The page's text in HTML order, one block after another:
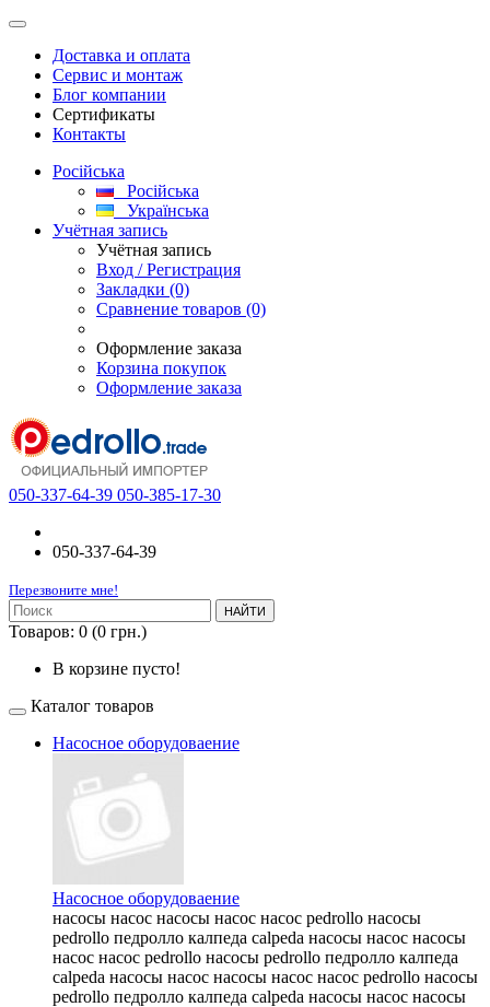
Доставка и оплата
Сервис и монтаж
Блог компании
Сертификаты
Контакты
Російська
Російська
Українська
Учётная запись
Учётная запись
Вход / Регистрация
Закладки (0)
Сравнение товаров (0)
Оформление заказа
Корзина покупок
Оформление заказа
050-337-64-39 050-385-17-30
050-337-64-39
Перезвоните мне!
НАЙТИ
Товаров: 0 (0 грн.)
В корзине пусто!
Каталог товаров
Насосное оборудоваение
Насосное оборудоваение
насосы насос насосы насос насос pedrollo насосы
pedrollo педролло калпеда calpeda насосы насос насосы
насос насос pedrollo насосы pedrollo педролло калпеда
calpeda насосы насос насосы насос насос pedrollo насосы
pedrollo педролло калпеда calpeda насосы насос насосы